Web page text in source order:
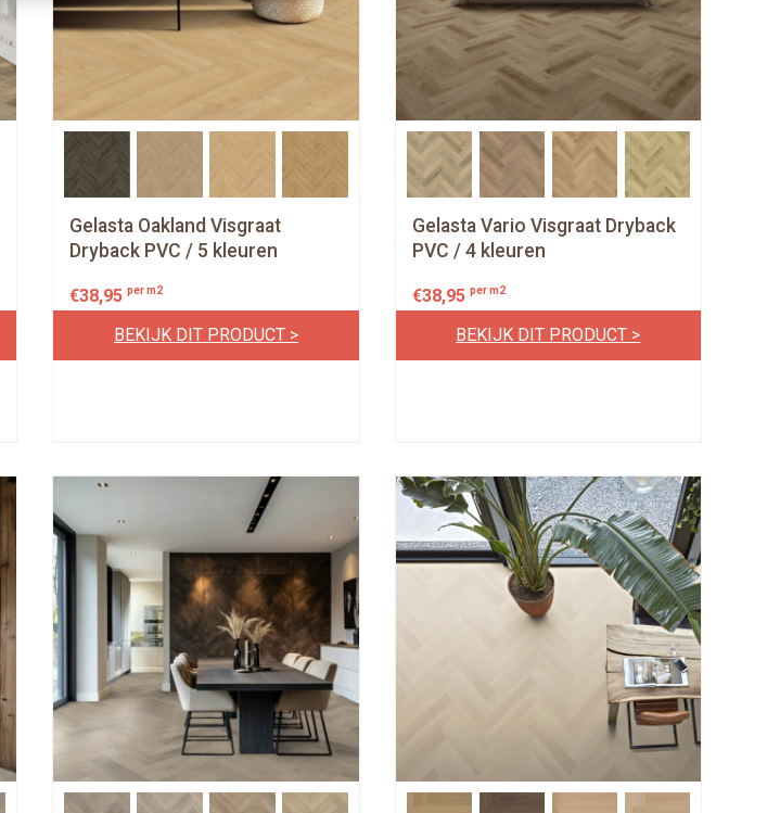
Gelasta Oakland Visgraat
Dryback PVC / 5 kleuren
€38,95 per m2
BEKIJK DIT PRODUCT >
Gelasta Vario Visgraat Dryback
PVC / 4 kleuren
€38,95 per m2
BEKIJK DIT PRODUCT >